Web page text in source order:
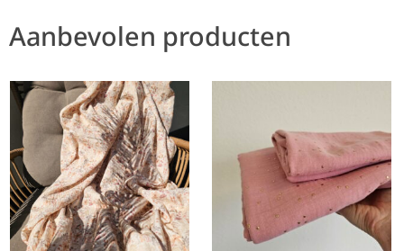
Aanbevolen producten